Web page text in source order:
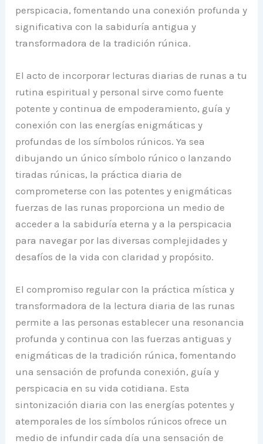
perspicacia, fomentando una conexión profunda y
significativa con la sabiduría antigua y
transformadora de la tradición rúnica.
El acto de incorporar lecturas diarias de runas a tu
rutina espiritual y personal sirve como fuente
potente y continua de empoderamiento, guía y
conexión con las energías enigmáticas y
profundas de los símbolos rúnicos. Ya sea
dibujando un único símbolo rúnico o lanzando
tiradas rúnicas, la práctica diaria de
comprometerse con las potentes y enigmáticas
fuerzas de las runas proporciona un medio de
acceder a la sabiduría eterna y a la perspicacia
para navegar por las diversas complejidades y
desafíos de la vida con claridad y propósito.
El compromiso regular con la práctica mística y
transformadora de la lectura diaria de las runas
permite a las personas establecer una resonancia
profunda y continua con las fuerzas antiguas y
enigmáticas de la tradición rúnica, fomentando
una sensación de profunda conexión, guía y
perspicacia en su vida cotidiana. Esta
sintonización diaria con las energías potentes y
atemporales de los símbolos rúnicos ofrece un
medio de infundir cada día una sensación de